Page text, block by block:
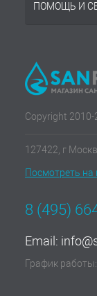
ПОМОЩЬ И
Copyright
127422, г
Посмотреть на
8 (495)
Email:
График